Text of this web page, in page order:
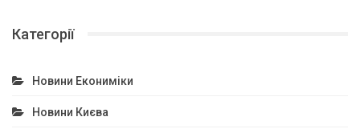
Категорії
Новини Екониміки
Новини Києва